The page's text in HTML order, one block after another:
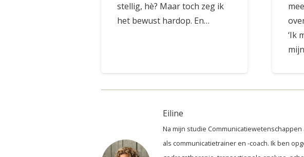
stellig, hè? Maar toch zeg ik
het bewust hardop. En…
‘Ik
Eiline
Na mijn studie
als communicatietrainer en -coach. Ik ben